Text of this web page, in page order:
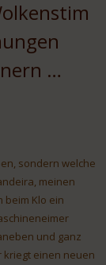
…
sondern welche
meinen
beim Klo ein
und ganz
kriegt einen neuen